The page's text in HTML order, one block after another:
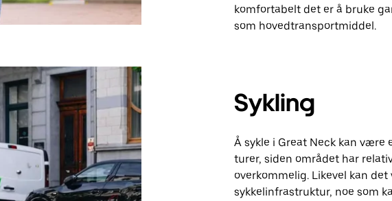
komfortabelt det er å bruke
som hovedtransportmiddel.
Sykling
Å sykle i Great Neck kan
turer, siden området har
overkommelig. Likevel kan
sykkelinfrastruktur, noe som